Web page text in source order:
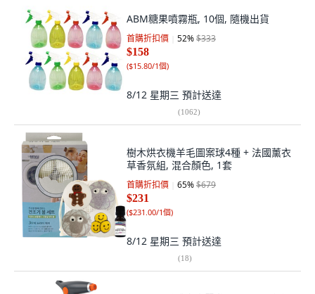
ABM糖果噴霧瓶, 10個, 隨機出貨
首購折扣價 52%$333
$158
($15.80/1個)
8/12 星期三 預計送達
(1062)
樹木烘衣機羊毛圖案球4種 + 法國薰衣
草香氛組, 混合顏色, 1套
首購折扣價 65%$679
$231
($231.00/1個)
8/12 星期三 預計送達
(18)